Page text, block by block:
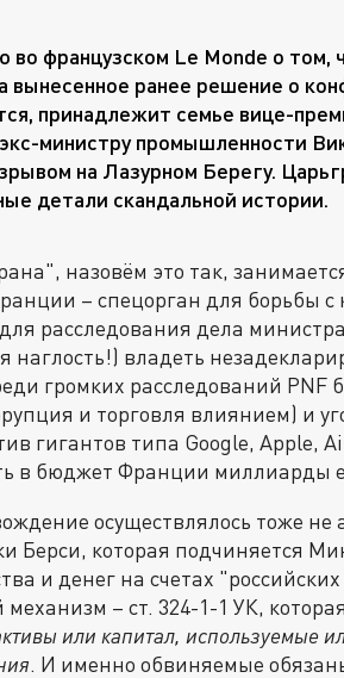
во французском Lе Monde о том,
вынесенное ранее решение о
принадлежит семье вице-
экс-министру промышленности
на Лазурном Берегу.
детали скандальной истории.
назовём это так,
– спецорган для борьбы
расследования дела
наглость!) владеть
громких расследований
и торговля влиянием) и
гигантов типа Google, Apple,
в бюджет Франции миллиарды
осуществлялось тоже
Берси, которая подчиняется
и денег на счетах
механизм – ст. 324-1-1 УК,
или капитал, используемые
. И именно обвиняемые